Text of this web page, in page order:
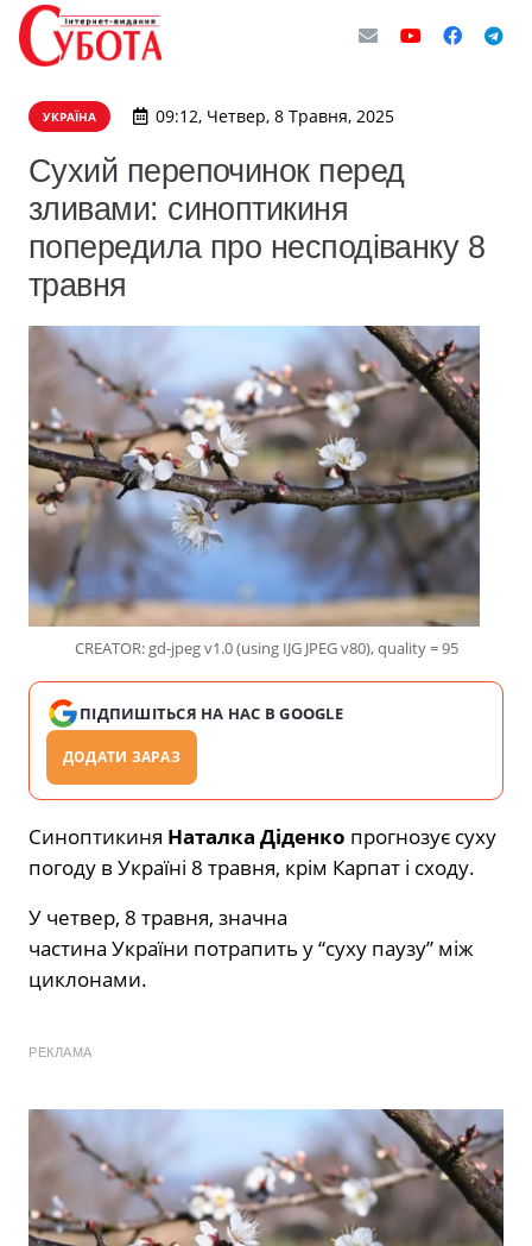
УКРАЇНА 09:12, Четвер, 8 Травня, 2025
Сухий перепочинок перед
зливами: синоптикиня
попередила про несподіванку 8
травня
CREATOR: gd-jpeg v1.0 (using IJG JPEG v80), quality = 95
ПІДПИШІТЬСЯ НА НАС В GOOGLE
ДОДАТИ ЗАРАЗ
Синоптикиня Наталка Діденко прогнозує суху
погоду в Україні 8 травня, крім Карпат і сходу.
У четвер, 8 травня, значна
частина України потрапить у “суху паузу” між
циклонами.
РЕКЛАМА